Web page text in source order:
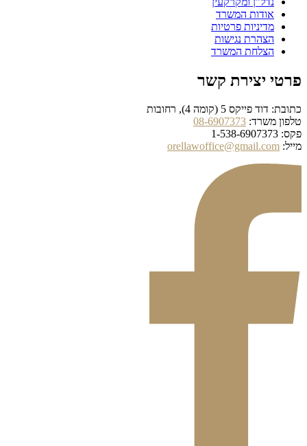
אודות המשרד
מדיניות פרטיות
הצהרת נגישות
הצלחת המשרד
פרטי יצירת קשר
כתובת: דוד פייקס 5 (קומה 4), רחובות
טלפון משרד: 08-6907373
פקס: 1-538-6907373
מייל: orellawoffice@gmail.com